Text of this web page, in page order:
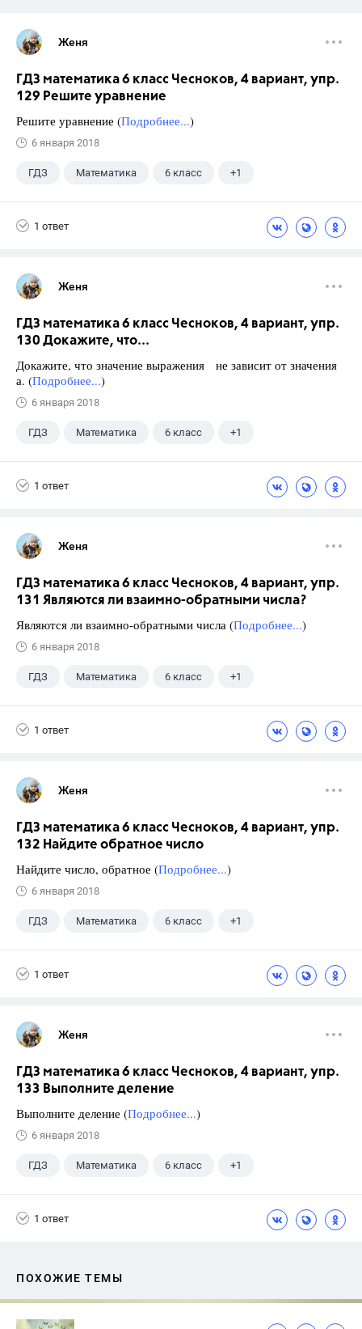
Женя
ГДЗ математика 6 класс Чесноков, 4 вариант, упр.
129 Решите уравнение
Решите уравнение (Подробнее...)
6 января 2018
ГДЗ Математика 6 класс +1
1 ответ
Женя
ГДЗ математика 6 класс Чесноков, 4 вариант, упр.
130 Докажите, что...
Докажите, что значение выражения не зависит от значения
а. (Подробнее...)
6 января 2018
ГДЗ Математика 6 класс +1
1 ответ
Женя
ГДЗ математика 6 класс Чесноков, 4 вариант, упр.
131 Являются ли взаимно-обратными числа?
Являются ли взаимно-обратными числа (Подробнее...)
6 января 2018
ГДЗ Математика 6 класс +1
1 ответ
Женя
ГДЗ математика 6 класс Чесноков, 4 вариант, упр.
132 Найдите обратное число
Найдите число, обратное (Подробнее...)
6 января 2018
ГДЗ Математика 6 класс +1
1 ответ
Женя
ГДЗ математика 6 класс Чесноков, 4 вариант, упр.
133 Выполните деление
Выполните деление (Подробнее...)
6 января 2018
ГДЗ Математика 6 класс +1
1 ответ
ПОХОЖИЕ ТЕМЫ